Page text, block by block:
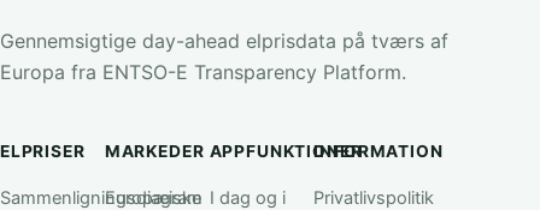
Gennemsigtige day-ahead elprisdata på tværs af
Europa fra ENTSO-E Transparency Platform.
ELPRISER
Sammenligningsdiagram
MARKEDER
Europæiske
APPFUNKTIONER
I dag og i
INFORMATION
Privatlivspolitik